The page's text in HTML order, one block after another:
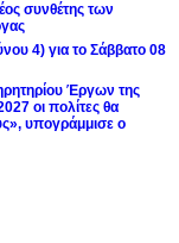
συνθέτης των
4) για το Σάββατο 08
Έργων της
οι πολίτες θα
υπογράμμισε ο